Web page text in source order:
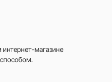
интернет-магазине